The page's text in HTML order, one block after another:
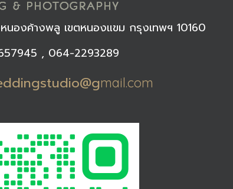
นองค้างพลู เขตหนองแขม กรุงเทพฯ 10160
, 064-2293289
mail.com